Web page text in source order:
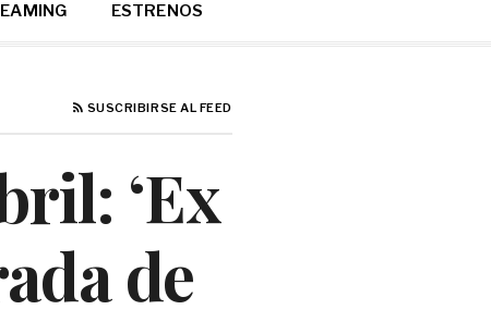
ESTRENOS
SUSCRIBIRSE AL FEED
‘Ex
de